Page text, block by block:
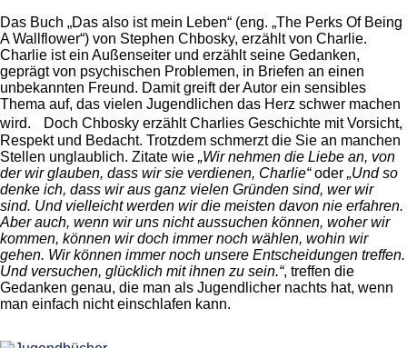
Das Buch „Das also ist mein Leben“ (eng. „The Perks Of Being
A Wallflower“) von Stephen Chbosky, erzählt von Charlie.
Charlie ist ein Außenseiter und erzählt seine Gedanken,
geprägt von psychischen Problemen, in Briefen an einen
unbekannten Freund. Damit greift der Autor ein sensibles
Thema auf, das vielen Jugendlichen das Herz schwer machen
wird. Doch Chbosky erzählt Charlies Geschichte mit Vorsicht,
Respekt und Bedacht. Trotzdem schmerzt die Sie an manchen
Stellen unglaublich. Zitate wie „Wir nehmen die Liebe an, von
der wir glauben, dass wir sie verdienen, Charlie“oder „Und so
denke ich, dass wir aus ganz vielen Gründen sind, wer wir
sind. Und vielleicht werden wir die meisten davon nie erfahren.
Aber auch, wenn wir uns nicht aussuchen können, woher wir
kommen, können wir doch immer noch wählen, wohin wir
gehen. Wir können immer noch unsere Entscheidungen treffen.
Und versuchen, glücklich mit ihnen zu sein.“, treffen die
Gedanken genau, die man als Jugendlicher nachts hat, wenn
man einfach nicht einschlafen kann.